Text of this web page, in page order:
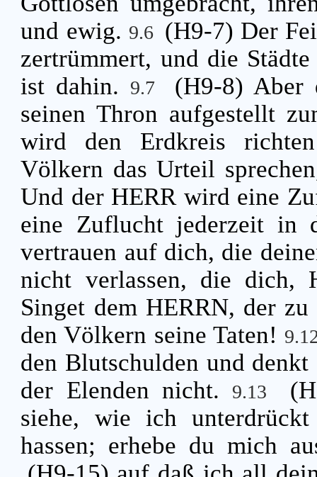
und ewig. 9.6 (H9-7) Der
zertrümmert, und die
ist dahin.
9.7
(H9-8) Aber
seinen Thron aufgestellt
wird den Erdkreis
Völkern das Urteil
Und der HERR wird eine
eine Zuflucht jederzeit
vertrauen auf dich, die
nicht verlassen, die dich,
Singet dem HERRN, der
den Völkern seine Taten!
den Blutschulden und
der Elenden nicht.
9.13
siehe, wie ich
hassen; erhebe du mich